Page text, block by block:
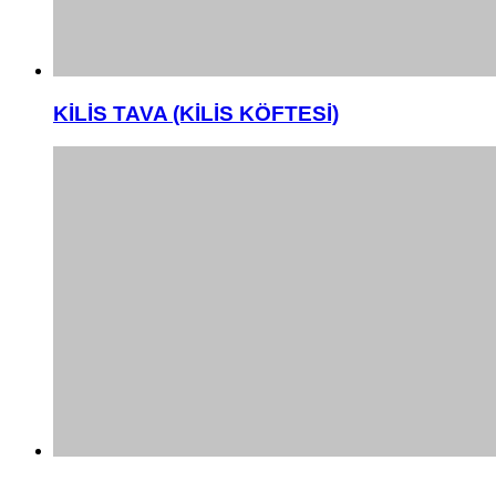
KİLİS TAVA (KİLİS KÖFTESİ)